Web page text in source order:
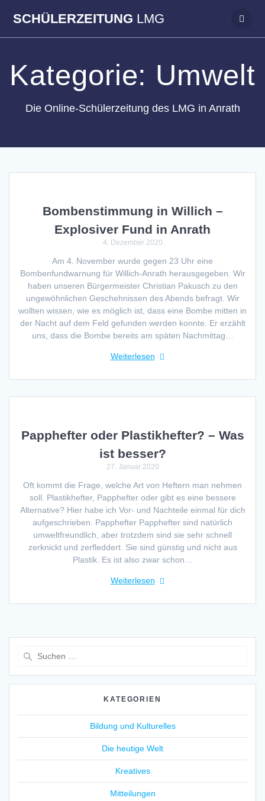
Inhalt
SCHÜLERZEITUNG LMG
Kategorie: Umwelt
Die Online-Schülerzeitung des LMG in Anrath
Bombenstimmung in Willich –
Explosiver Fund in Anrath
4. Dezember 2020
Am 4. November wurde gegen 23 Uhr eine
Bombenfundwarnung für Willich-Anrath herausgegeben. Wir
haben unseren Bürgermeister Christian Pakusch zu den
ungewöhnlichen Geschehnissen des Abends befragt. Wir
wollten wissen, wie es möglich ist, dass eine Bombe mitten in
der Nacht auf dem Feld gefunden werden konnte. Er erzählt
uns, dass die Bombe bereits am späten Nachmittag…
Weiterlesen
Papphefter oder Plastikhefter? – Was
ist besser?
27. Januar 2020
Oft kommt die Frage, welche Art von Heftern man nehmen
soll. Plastikhefter, Papphefter oder gibt es eine bessere
Alternative? Hier habe ich Vor- und Nachteile einmal für dich
aufgeschrieben. Papphefter Papphefter sind natürlich
umweltfreundlich, aber trotzdem sind sie sehr schnell
zerknickt und zerfleddert. Sie sind günstig und nicht aus
Plastik. Es ist also zwar schon…
Weiterlesen
KATEGORIEN
Bildung und Kulturelles
Die heutige Welt
Kreatives
Mitteilungen